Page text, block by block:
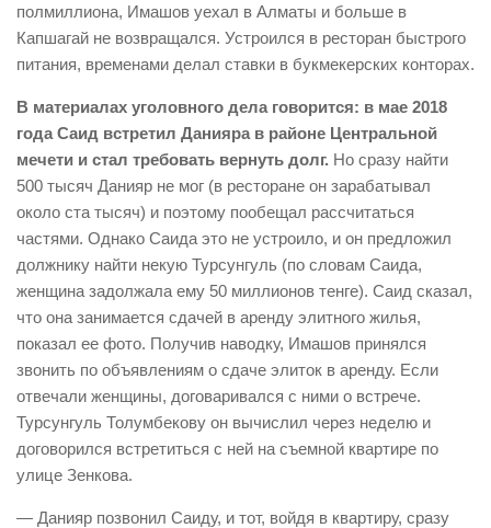
полмиллиона, Имашов уехал в Алматы и больше в
Капшагай не возвращался. Устроился в ресторан быстрого
питания, временами делал ставки в букмекерских конторах.
В материалах уголовного дела говорится: в мае 2018
года Саид встретил Данияра в районе Центральной
мечети и стал требовать вернуть долг. Но сразу найти
500 тысяч Данияр не мог (в ресторане он зарабатывал
около ста тысяч) и поэтому пообещал рассчитаться
частями. Однако Саида это не устроило, и он предложил
должни­ку найти некую Турсунгуль (по словам Саида,
женщина задолжала ему 50 миллионов тенге). Саид сказал,
что она занимается сдачей в аренду элитного жилья,
показал ее фото. Получив наводку, Имашов принялся
звонить по объявлениям о сдаче элиток в аренду. Если
отвечали женщины, договаривался с ними о встрече.
Турсунгуль Толумбекову он вычислил через неделю и
договорился встретиться с ней на съемной квартире по
улице Зенкова.
— Данияр позвонил Саиду, и тот, войдя в квартиру, сразу